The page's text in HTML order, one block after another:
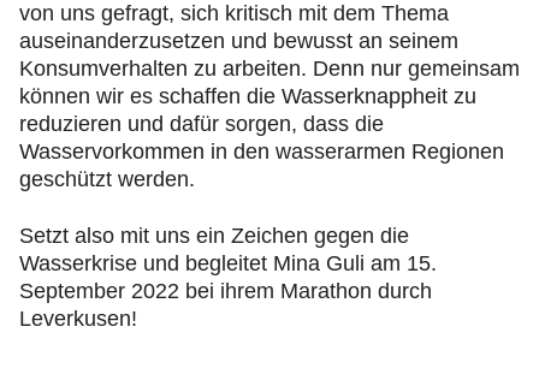
von uns gefragt, sich kritisch mit dem Thema
auseinanderzusetzen und bewusst an seinem
Konsumverhalten zu arbeiten. Denn nur gemeinsam
können wir es schaffen die Wasserknappheit zu
reduzieren und dafür sorgen, dass die
Wasservorkommen in den wasserarmen Regionen
geschützt werden.
Setzt also mit uns ein Zeichen gegen die
Wasserkrise und begleitet Mina Guli am 15.
September 2022 bei ihrem Marathon durch
Leverkusen!